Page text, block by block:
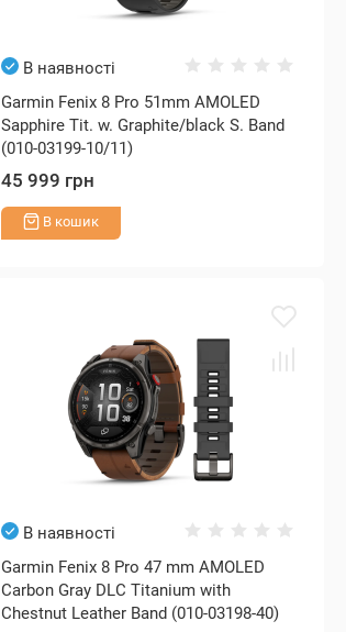
В наявності
Garmin Fenix 8 Pro 51mm AMOLED
Sapphire Tit. w. Graphite/black S. Band
(010-03199-10/11)
45 999 грн
В кошик
В наявності
Garmin Fenix 8 Pro 47 mm AMOLED
Carbon Gray DLC Titanium with
Chestnut Leather Band (010-03198-40)